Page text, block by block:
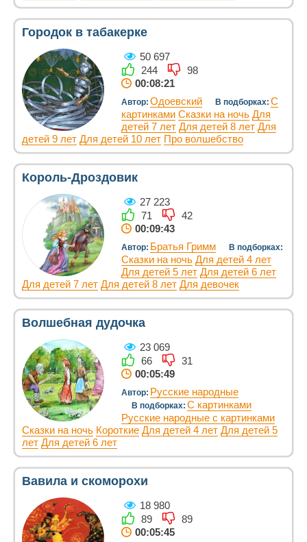
Городок в табакерке
50 697
244
98
00:08:21
Автор: Одоевский В подборках: С
картинками Сказки на ночь Для
детей 7 лет Для детей 8 лет Для
детей 9 лет Для детей 10 лет Про волшебство
Король-Дроздовик
27 223
71
42
00:09:43
Автор: Братья Гримм В подборках:
Сказки на ночь Для детей 4 лет
Для детей 5 лет Для детей 6 лет
Для детей 7 лет Для детей 8 лет Для девочек
Волшебная дудочка
23 069
66
31
00:05:49
Автор: Русские народные
В подборках: С картинками
Русские народные с картинками
Сказки на ночь Короткие Для детей 4 лет Для детей 5
лет Для детей 6 лет
Вавила и скоморохи
18 980
89
89
00:05:45